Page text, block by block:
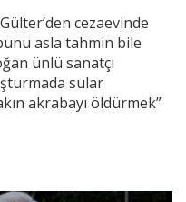
cezaevinde
asla tahmin bile
ünlü sanatçı
sular
akrabayı öldürmek”